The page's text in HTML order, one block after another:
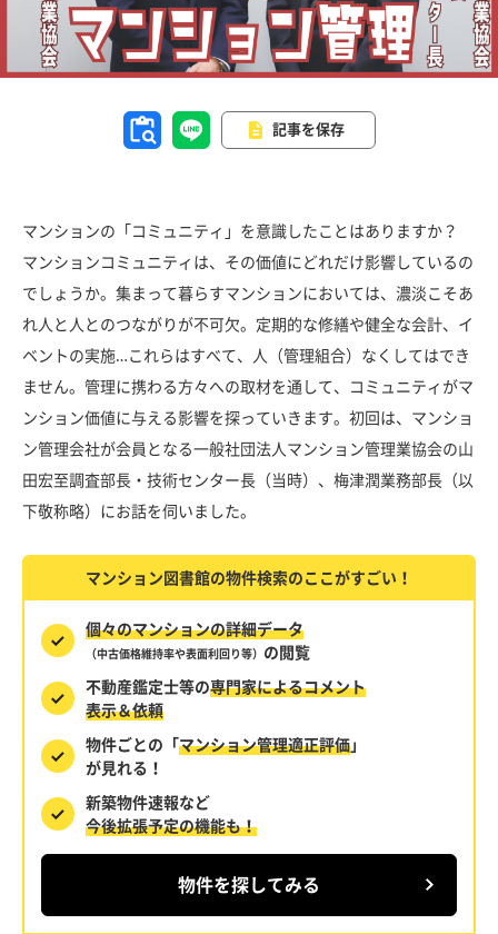
記事を保存
マンションの「コミュニティ」を意識したことはありますか？
マンションコミュニティは、その価値にどれだけ影響しているの
でしょうか。集まって暮らすマンションにおいては、濃淡こそあ
れ人と人とのつながりが不可欠。定期的な修繕や健全な会計、イ
ベントの実施…これらはすべて、人（管理組合）なくしてはでき
ません。管理に携わる方々への取材を通して、コミュニティがマ
ンション価値に与える影響を探っていきます。初回は、マンショ
ン管理会社が会員となる一般社団法人マンション管理業協会の山
田宏至調査部長・技術センター長（当時）、梅津潤業務部長（以
下敬称略）にお話を伺いました。
マンション図書館の物件検索のここがすごい！
個々のマンションの詳細データ
（中古価格維持率や表面利回り等） の閲覧
不動産鑑定士等の専門家によるコメント
表示＆依頼
物件ごとの「マンション管理適正評価」
が見れる！
新築物件速報など
今後拡張予定の機能も！
物件を探してみる